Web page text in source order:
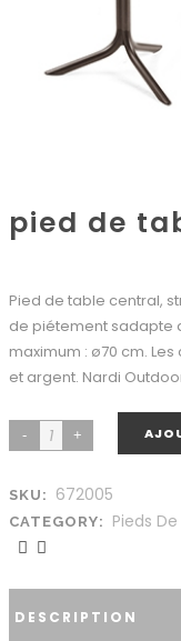
pied de
Pied de table central,
de piétement
maximum : ø70 cm.
et argent. Nardi
SKU: 672005
CATEGORY: Pieds
DESCRIPTION